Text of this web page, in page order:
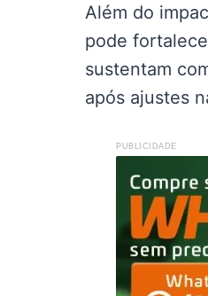
Além do
pode
sustentam
após ajustes
PUBLICIDADE